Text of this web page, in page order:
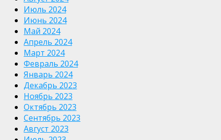
Июль 2024
Июнь 2024
Май 2024
Апрель 2024
Март 2024
Февраль 2024
Январь 2024
Декабрь 2023
Ноябрь 2023
Октябрь 2023
Сентябрь 2023
Август 2023